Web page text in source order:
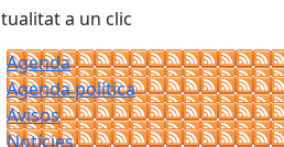
a un clic
Agenda
Agenda política
Avisos
Notícies